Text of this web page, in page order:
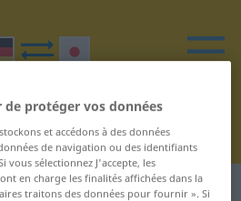
Japonais T
de protéger vos données
et accédons à des données
de navigation ou des identifiants
vous sélectionnez J'accepte, les
en charge les finalités affichées dans la
traitons des données pour fournir ». Si